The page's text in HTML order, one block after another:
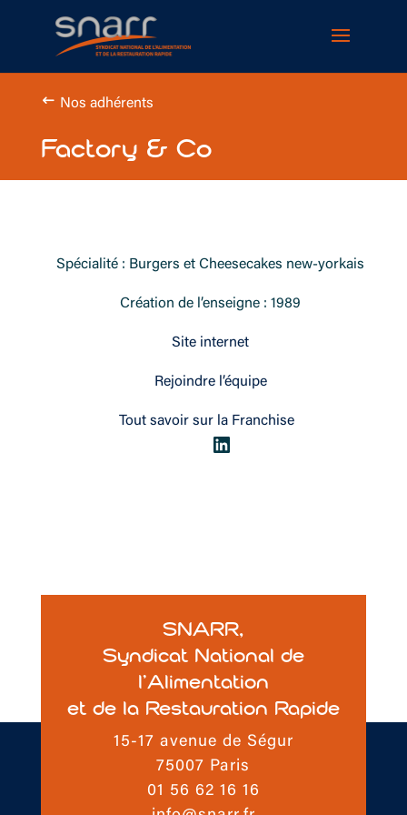
Nos adhérents
Factory & Co
Spécialité : Burgers et Cheesecakes new-yorkais
Création de l’enseigne : 1989
Site internet
Rejoindre l’équipe
Tout savoir sur la Franchise
LinkedIn
SNARR,
Syndicat National de
l’Alimentation
et de la Restauration Rapide
15-17 avenue de Ségur
75007 Paris
01 56 62 16 16